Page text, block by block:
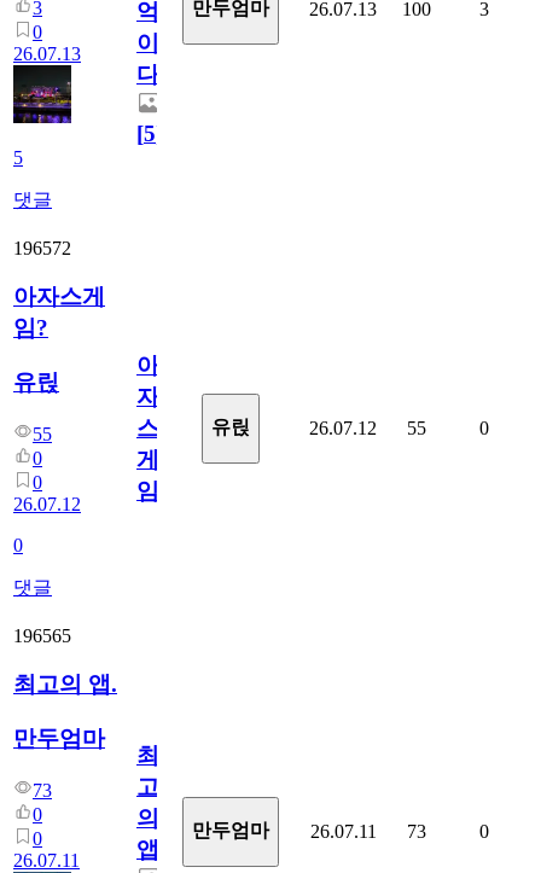
3
0
26.07.13
5
댓글
억
이
다.
[5]
만두엄마 26.07.13 100 3
196572
아자스게
임?
유릱
55
0
0
26.07.12
0
댓글
아
자
스
게
임?
유릱 26.07.12 55 0
196565
최고의 앱.
만두엄마
73
0
0
26.07.11
최
고
의
앱.
만두엄마 26.07.11 73 0